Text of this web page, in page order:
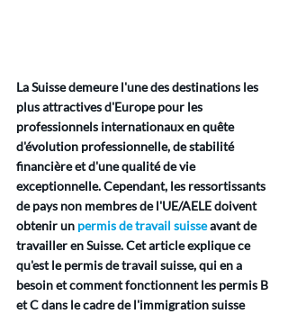
La Suisse demeure l'une des destinations les
plus attractives d'Europe pour les
professionnels internationaux en quête
d'évolution professionnelle, de stabilité
financière et d'une qualité de vie
exceptionnelle. Cependant, les ressortissants
de pays non membres de l'UE/AELE doivent
obtenir un permis de travail suisseavant de
travailler en Suisse. Cet article explique ce
qu'est le permis de travail suisse, qui en a
besoin et comment fonctionnent les permis B
et C dans le cadre de l'immigration suisse